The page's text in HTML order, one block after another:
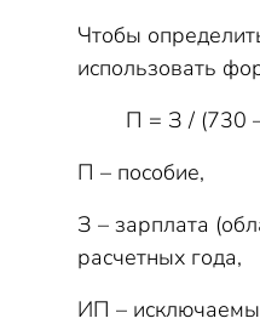
Чтобы
использовать
П = З / (730
П – пособие,
З – зарплата
расчетных года,
ИП –